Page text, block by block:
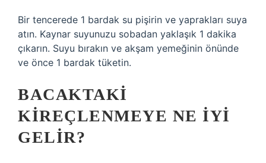
Bir tencerede 1 bardak su pişirin ve yaprakları suya
atın. Kaynar suyunuzu sobadan yaklaşık 1 dakika
çıkarın. Suyu bırakın ve akşam yemeğinin önünde
ve önce 1 bardak tüketin.
BACAKTAKI
KIREÇLENMEYE NE IYI
GELIR?